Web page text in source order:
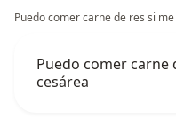
Puedo comer carne de res si
Puedo comer carne
cesárea